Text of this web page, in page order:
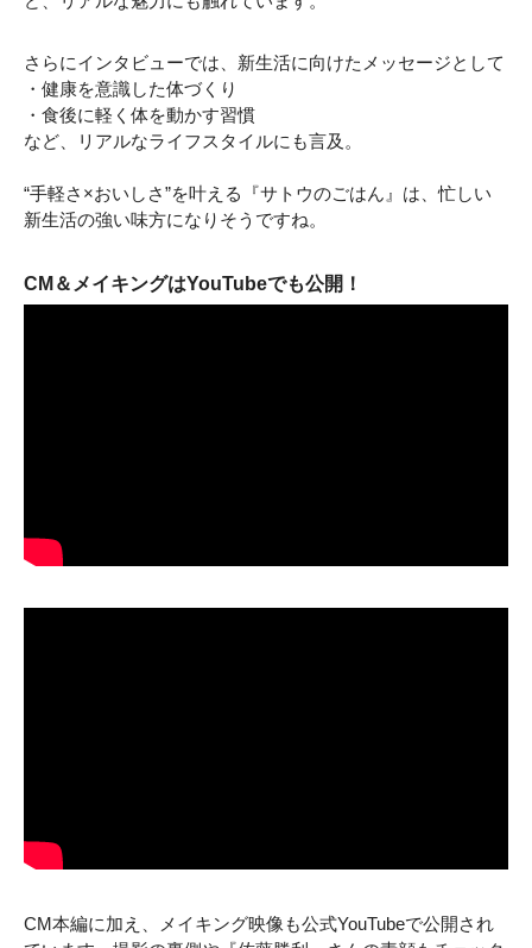
さらにインタビューでは、新生活に向けたメッセージとして
・健康を意識した体づくり
・食後に軽く体を動かす習慣
など、リアルなライフスタイルにも言及。
“手軽さ×おいしさ”を叶える『サトウのごはん』は、忙しい
新生活の強い味方になりそうですね。
CM＆メイキングはYouTubeでも公開！
CM本編に加え、メイキング映像も公式YouTubeで公開され